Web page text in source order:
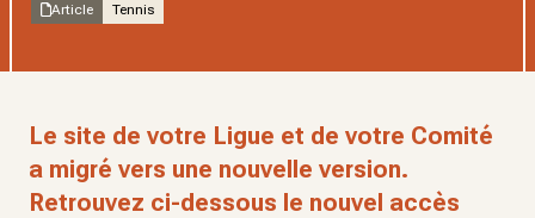
Article Tennis
Le site de votre Ligue et de votre Comité
a migré vers une nouvelle version.
Retrouvez ci-dessous le nouvel accès